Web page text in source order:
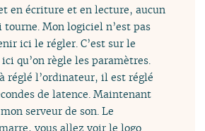
en écriture et en lecture, aucun
tourne. Mon logiciel n’est pas
ici le régler. C’est sur le
qu’on règle les paramètres.
réglé l’ordinateur, il est réglé
de latence. Maintenant
serveur de son. Le
vous allez voir le logo